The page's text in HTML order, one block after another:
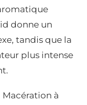
donne un
tandis que la
plus intense
Macération à